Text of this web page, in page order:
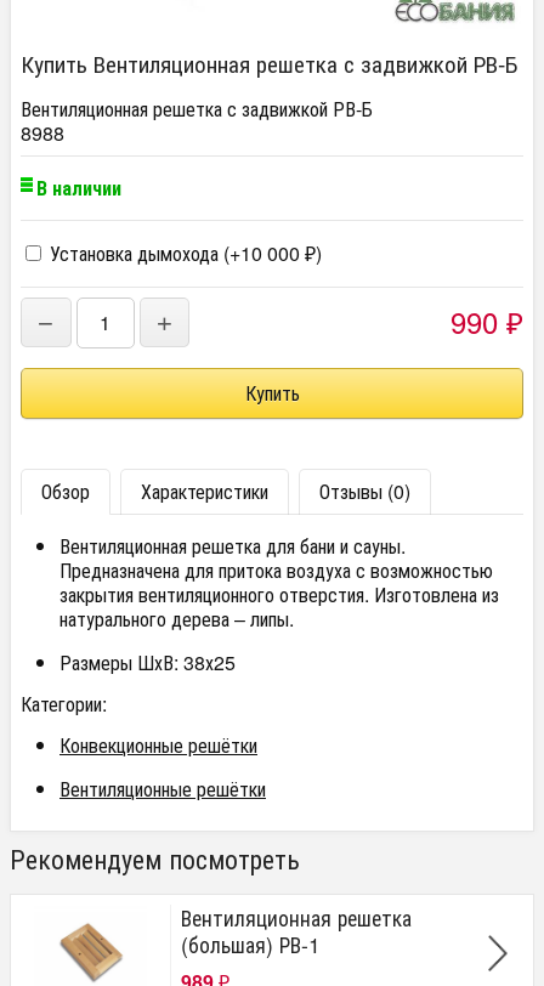
Купить Вентиляционная решетка с задвижкой РВ-Б
Вентиляционная решетка с задвижкой РВ-Б
8988
В наличии
Установка дымохода (+10 000 ₽)
− + 990 ₽
Обзор Характеристики
Отзывы (0)
Вентиляционная решетка для бани и сауны.
Предназначена для притока воздуха с возможностью
закрытия вентиляционного отверстия. Изготовлена из
натурального дерева – липы.
Размеры ШхВ: 38х25
Категории:
Конвекционные решётки
Вентиляционные решётки
Рекомендуем посмотреть
Вентиляционная решетка
(большая) РВ-1
₽